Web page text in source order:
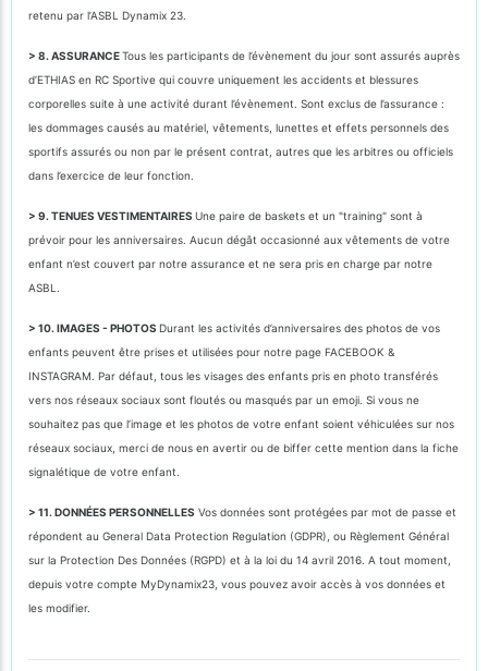
retenu par l’ASBL Dynamix 23.
> 8. ASSURANCETous les participants de l’évènement du jour sont assurés auprès
d’ETHIAS en RC Sportive qui couvre uniquement les accidents et blessures
corporelles suite à une activité durant l’évènement. Sont exclus de l’assurance :
les dommages causés au matériel, vêtements, lunettes et effets personnels des
sportifs assurés ou non par le présent contrat, autres que les arbitres ou officiels
dans l’exercice de leur fonction.
> 9. TENUES VESTIMENTAIRES Une paire de baskets et un "training" sont à
prévoir pour les anniversaires. Aucun dégât occasionné aux vêtements de votre
enfant n’est couvert par notre assurance et ne sera pris en charge par notre
ASBL.
> 10. IMAGES - PHOTOS Durant les activités d’anniversaires des photos de vos
enfants peuvent être prises et utilisées pour notre page FACEBOOK &
INSTAGRAM. Par défaut, tous les visages des enfants pris en photo transférés
vers nos réseaux sociaux sont floutés ou masqués par un emoji. Si vous ne
souhaitez pas que l’image et les photos de votre enfant soient véhiculées sur nos
réseaux sociaux, merci de nous en avertir ou de biffer cette mention dans la fiche
signalétique de votre enfant.
> 11. DONNÉES PERSONNELLES Vos données sont protégées par mot de passe et
répondent au General Data Protection Regulation (GDPR), ou Règlement Général
sur la Protection Des Données (RGPD) et à la loi du 14 avril 2016. A tout moment,
depuis votre compte MyDynamix23, vous pouvez avoir accès à vos données et
les modifier.